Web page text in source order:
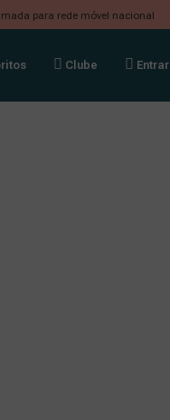
para rede móvel nacional
Clube Entrar